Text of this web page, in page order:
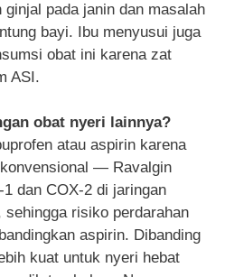
ginjal pada janin dan masalah
bayi. Ibu menyusui juga
obat ini karena zat
ASI.
obat nyeri lainnya?
atau aspirin karena
— Ravalgin
dan COX-2 di jaringan
risiko perdarahan
aspirin. Dibanding
kuat untuk nyeri hebat